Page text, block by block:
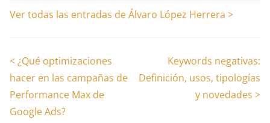
Ver todas las entradas de Álvaro López Herrera >
Navegación
de
entradas
<¿Qué optimizaciones
hacer en las campañas de
Performance Max de
Google Ads?
Keywords negativas:
Definición, usos, tipologías
y novedades >